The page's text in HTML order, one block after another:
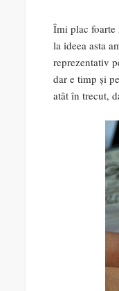
Îmi plac foarte
la ideea asta
reprezentativ
dar e timp și
atât în trecut,